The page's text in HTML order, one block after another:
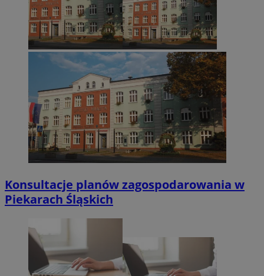
Konsultacje planów zagospodarowania w
Piekarach Śląskich